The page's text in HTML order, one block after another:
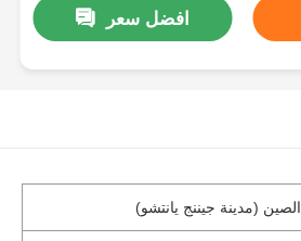
افضل سعر
الصين (مدينة جيننج يانتشو)